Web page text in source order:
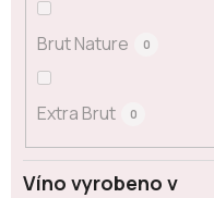
Brut Nature 0
Extra Brut 0
Víno vyrobeno v